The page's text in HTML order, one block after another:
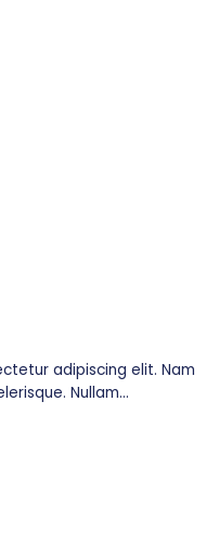
adipiscing elit. Nam
Nullam...